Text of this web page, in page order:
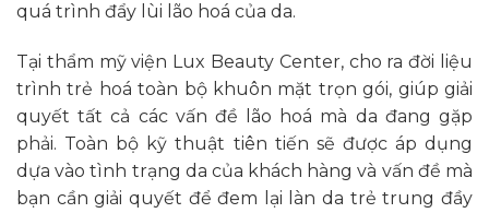
quá trình đẩy lùi lão hoá của da.
Tại thẩm mỹ viện Lux Beauty Center, cho ra đời liệu
trình trẻ hoá toàn bộ khuôn mặt trọn gói, giúp giải
quyết tất cả các vấn đề lão hoá mà da đang gặp
phải. Toàn bộ kỹ thuật tiên tiến sẽ được áp dụng
dựa vào tình trạng da của khách hàng và vấn đề mà
bạn cần giải quyết để đem lại làn da trẻ trung đầy